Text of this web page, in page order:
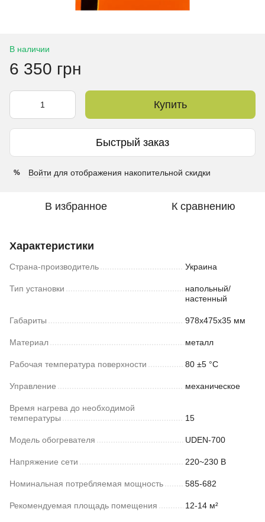
В наличии
6 350 грн
Купить
Быстрый заказ
% Войти для отображения накопительной скидки
В избранное К сравнению
Характеристики
Страна-производитель Украина
Тип установки
напольный/
настенный
Габариты 978х475х35 мм
Материал металл
Рабочая температура поверхности 80 ±5 °С
Управление механическое
Время нагрева до необходимой
температуры
15
Модель обогревателя UDEN-700
Напряжение сети 220~230 В
Номинальная потребляемая мощность 585-682
Рекомендуемая площадь помещения 12-14 м²